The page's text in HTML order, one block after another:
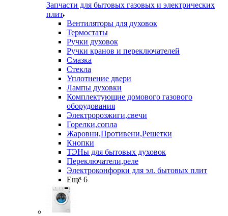
Запчасти для бытовых газовых и электрических
плит
Вентиляторы для духовок
Термостаты
Ручки духовок
Ручки кранов и переключателей
Смазка
Стекла
Уплотнение двери
Лампы духовки
Комплектующие домового газового
оборудования
Электророзжиги,свечи
Горелки,сопла
Жаровни,Противени,Решетки
Кнопки
ТЭНы для бытовых духовок
Переключатели,реле
Электроконфорки для эл. бытовых плит
Ещё 6